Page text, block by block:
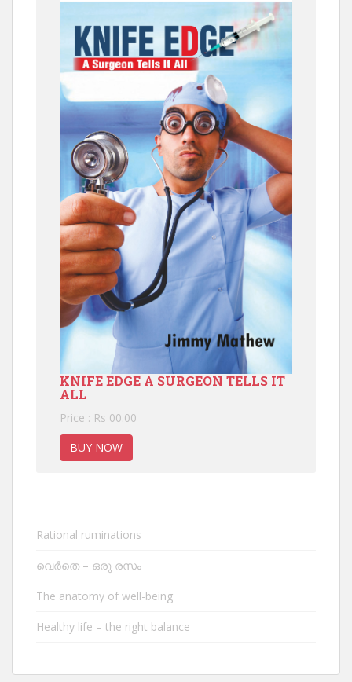
KNIFE EDGE A SURGEON TELLS IT
ALL
Price : Rs 00.00
BUY NOW
Rational ruminations
വെർതെ – ഒരു രസം
The anatomy of well-being
Healthy life – the right balance